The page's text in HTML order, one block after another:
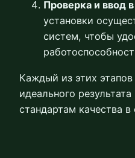
Проверка и ввод
установки
систем, чтобы
Каждый из этих
идеального
стандартам качества в